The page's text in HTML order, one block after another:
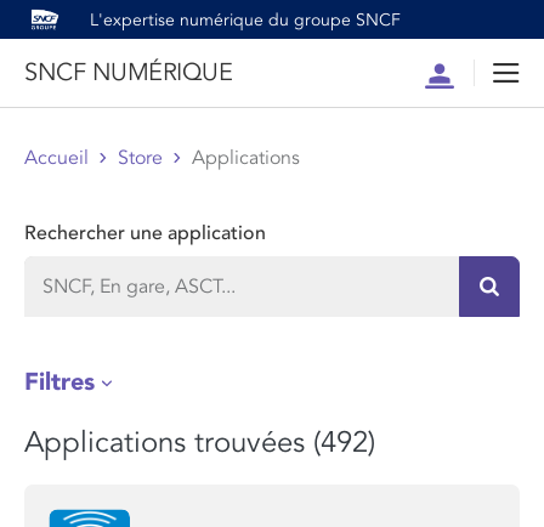
L'expertise numérique du groupe SNCF
SNCF NUMÉRIQUE
Compte
Accueil Store Applications
Rechercher une application
Filtres
Applications trouvées (492)